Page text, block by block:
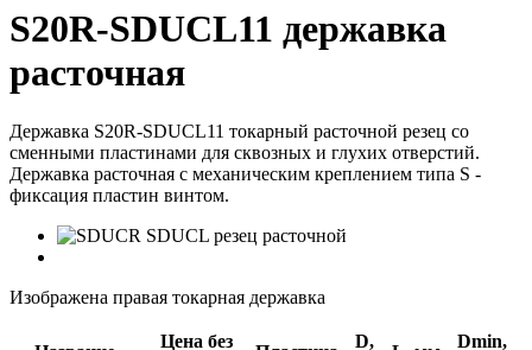
S20R-SDUCL11 державка
расточная
Державка S20R-SDUCL11 токарный расточной резец со
сменными пластинами для сквозных и глухих отверстий.
Державка расточная с механическим креплением типа S -
фиксация пластин винтом.
Изображена правая токарная державка
Цена без D, Dmin,